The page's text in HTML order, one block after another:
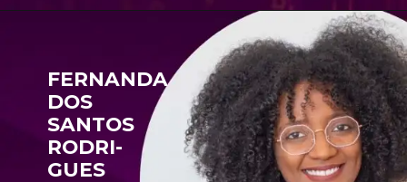
FERNANDA
DOS
SANTOS
RODRI-
GUES